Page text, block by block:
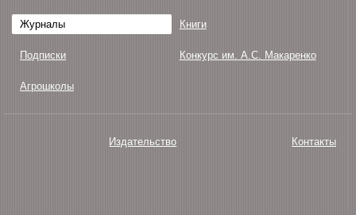
Журналы Книги
Подписки Конкурс им. А.С. Макаренко
Агрошколы
Издательство Контакты